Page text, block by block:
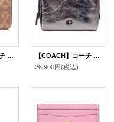
【COACH】コーチ カードケース コーティングキャンバス レザー シグネチャー エッセンシャル スリム カードケース 二つ折り コインケース パスケース 定期入れ 名刺入れ タンキャラメル（日本未発売）
【COACH】コーチ コスメポーチ レザー メタリック エッセンシャル ロゴ スクエア コスメティック ケース 化粧ポーチ アンスラサイト（日本未発売）
26,900円(税込)